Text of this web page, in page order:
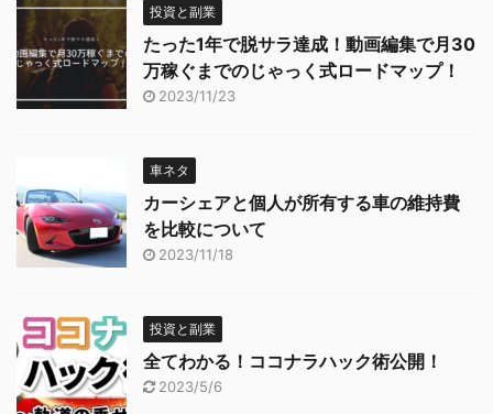
投資と副業
たった1年で脱サラ達成！動画編集で月30
万稼ぐまでのじゃっく式ロードマップ！
2023/11/23
車ネタ
カーシェアと個人が所有する車の維持費
を比較について
2023/11/18
投資と副業
全てわかる！ココナラハック術公開！
2023/5/6